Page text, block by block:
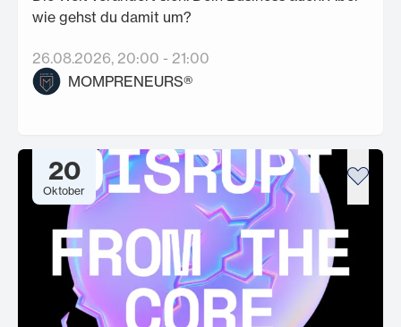
wie gehst du damit um?
26.08.2026, 20:00 - 21:00
MOMPRENEURS®
20
Oktober